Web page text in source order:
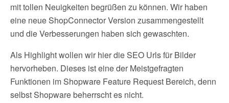
mit tollen Neuigkeiten begrüßen zu können. Wir haben
eine neue ShopConnector Version zusammengestellt
und die Verbesserungen haben sich gewaschten.
Als Highlight wollen wir hier die SEO Urls für Bilder
hervorheben. Dieses ist eine der Meistgefragten
Funktionen im Shopware Feature Request Bereich, denn
selbst Shopware beherrscht es nicht.